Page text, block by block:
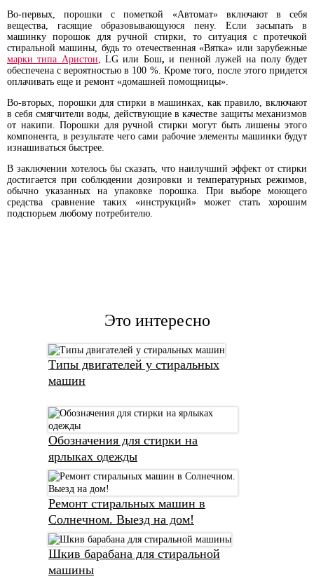
Во-первых, порошки с пометкой «Автомат» включают в себя
вещества, гасящие образовывающуюся пену. Если засыпать в
машинку порошок для ручной стирки, то ситуация с протечкой
стиральной машины, будь то отечественная «Вятка» или зарубежные
марки типа Аристон, LG или Бош, и пенной лужей на полу будет
обеспечена с вероятностью в 100 %. Кроме того, после этого придется
оплачивать еще и ремонт «домашней помощницы».
Во-вторых, порошки для стирки в машинках, как правило, включают
в себя смягчители воды, действующие в качестве защиты механизмов
от накипи. Порошки для ручной стирки могут быть лишены этого
компонента, в результате чего сами рабочие элементы машинки будут
изнашиваться быстрее.
В заключении хотелось бы сказать, что наилучший эффект от стирки
достигается при соблюдении дозировки и температурных режимов,
обычно указанных на упаковке порошка. При выборе моющего
средства сравнение таких «инструкций» может стать хорошим
подспорьем любому потребителю.
Это интересно
Типы двигателей у стиральных
машин
Обозначения для стирки на
ярлыках одежды
Ремонт стиральных машин в
Солнечном. Выезд на дом!
Шкив барабана для стиральной
машины